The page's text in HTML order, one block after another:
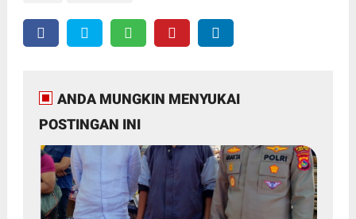
ANDA MUNGKIN MENYUKAI
POSTINGAN INI